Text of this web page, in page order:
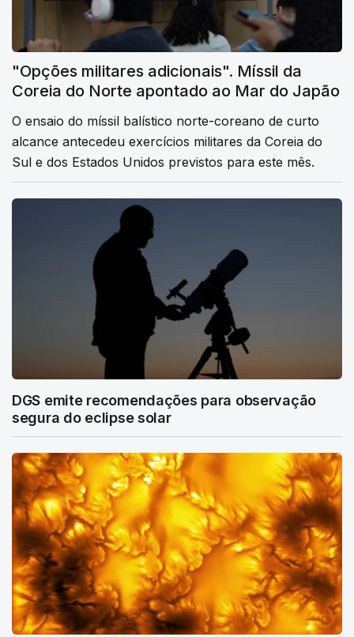
"Opções militares adicionais". Míssil da
Coreia do Norte apontado ao Mar do Japão
O ensaio do míssil balístico norte-coreano de curto
alcance antecedeu exercícios militares da Coreia do
Sul e dos Estados Unidos previstos para este mês.
DGS emite recomendações para observação
segura do eclipse solar